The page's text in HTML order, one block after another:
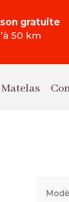
gratuite
50 km
Matelas